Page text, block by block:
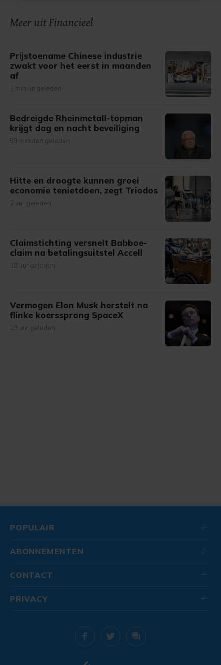
gemaakte keuze altijd wijzigen of intrekken.
Meer uit Financieel
Prijstoename Chinese industrie
zwakt voor het eerst in maanden
af
1 minuut geleden
Bedreigde Rheinmetall-topman
krijgt dag en nacht beveiliging
59 minuten geleden
Hitte en droogte kunnen groei
economie tenietdoen, zegt Triodos
2 uur geleden
Claimstichting versnelt Babboe-
claim na betalingsuitstel Accell
18 uur geleden
Vermogen Elon Musk herstelt na
flinke koerssprong SpaceX
19 uur geleden
POPULAIR
ABONNEMENTEN
CONTACT
PRIVACY